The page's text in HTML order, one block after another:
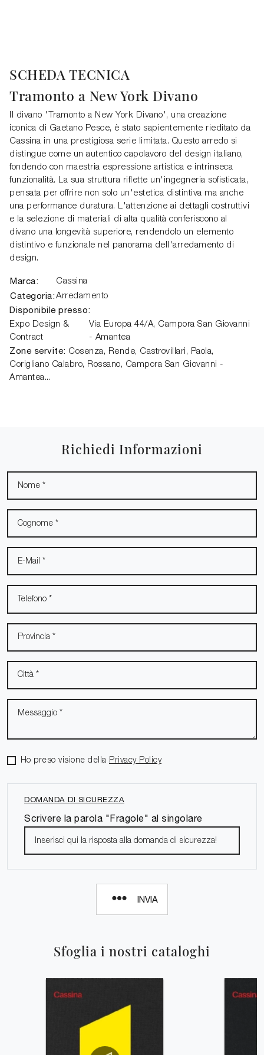
SCHEDA TECNICA
Tramonto a New York Divano
Il divano 'Tramonto a New York Divano', una creazione
iconica di Gaetano Pesce, è stato sapientemente rieditato da
Cassina in una prestigiosa serie limitata. Questo arredo si
distingue come un autentico capolavoro del design italiano,
fondendo con maestria espressione artistica e intrinseca
funzionalità. La sua struttura riflette un'ingegneria sofisticata,
pensata per offrire non solo un'estetica distintiva ma anche
una performance duratura. L'attenzione ai dettagli costruttivi
e la selezione di materiali di alta qualità conferiscono al
divano una longevità superiore, rendendolo un elemento
distintivo e funzionale nel panorama dell'arredamento di
design.
Marca: Cassina
Categoria: Arredamento
Disponibile presso:
Expo Design &
Contract
Via Europa 44/A, Campora San Giovanni
- Amantea
Zone servite: Cosenza, Rende, Castrovillari, Paola,
Corigliano Calabro, Rossano, Campora San Giovanni -
Amantea...
Sfoglia i nostri cataloghi
Richiedi Informazioni
Ho preso visione della Privacy Policy
DOMANDA DI SICUREZZA
Scrivere la parola "Fragole" al singolare
INVIA